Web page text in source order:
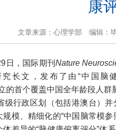
康
文章来源：心理学部 编辑：
日，国际期刊 Nature
长文，发布了由“中国脑
的首个覆盖中国全年龄段人
级行政区划（包括港澳台）
模、精细化的“中国脑常模